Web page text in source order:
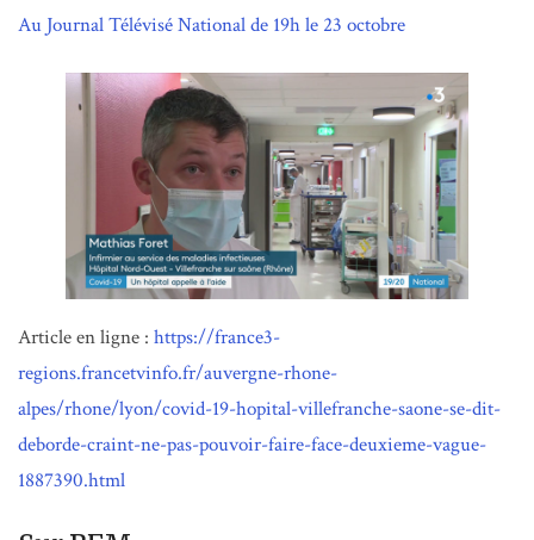
Au Journal Télévisé National de 19h le 23 octobre
Article en ligne : https://france3-
regions.francetvinfo.fr/auvergne-rhone-
alpes/rhone/lyon/covid-19-hopital-villefranche-saone-se-dit-
deborde-craint-ne-pas-pouvoir-faire-face-deuxieme-vague-
1887390.html